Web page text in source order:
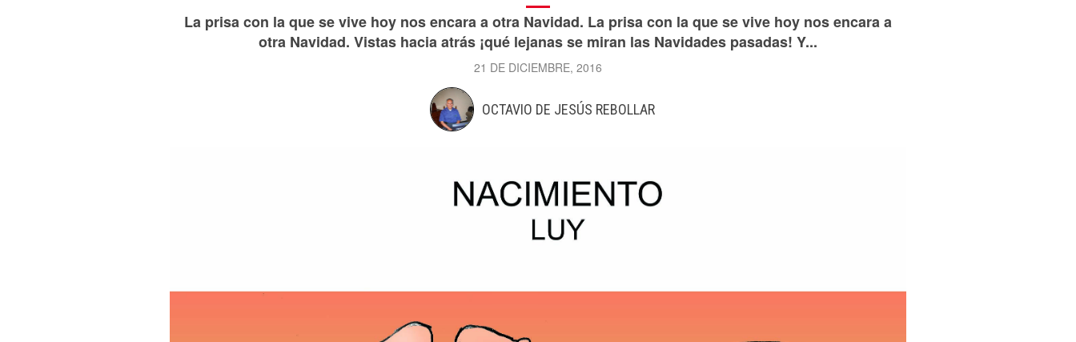
La prisa con la que se vive hoy nos encara a otra Navidad. La prisa con la que se vive hoy nos encara a
otra Navidad. Vistas hacia atrás ¡qué lejanas se miran las Navidades pasadas! Y...
21 DE DICIEMBRE, 2016
OCTAVIO DE JESÚS REBOLLAR